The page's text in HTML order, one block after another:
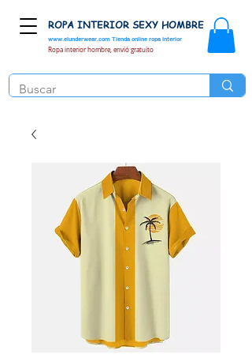
www.elunderwear.com Tienda online ropa interior
ROPA INTERIOR SEXY HOMBRE
Ropa interior hombre, envió gratuito